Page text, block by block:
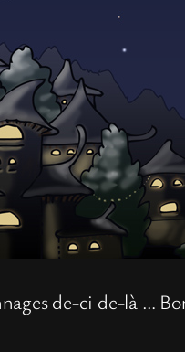
de-ci de-là …